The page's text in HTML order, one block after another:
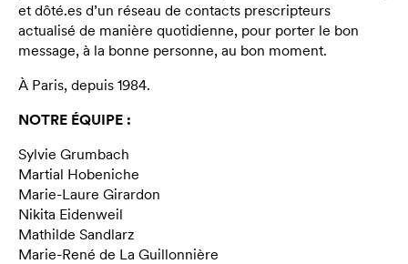
et dôté.es d’un réseau de contacts prescripteurs
actualisé de manière quotidienne, pour porter le bon
message, à la bonne personne, au bon moment.
À Paris, depuis 1984.
NOTRE ÉQUIPE :
Sylvie Grumbach
Martial Hobeniche
Marie-Laure Girardon
Nikita Eidenweil
Mathilde Sandlarz
Marie-René de La Guillonnière